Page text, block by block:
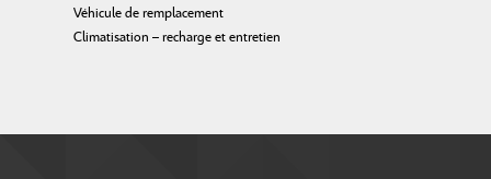
Véhicule de remplacement
Climatisation – recharge et entretien